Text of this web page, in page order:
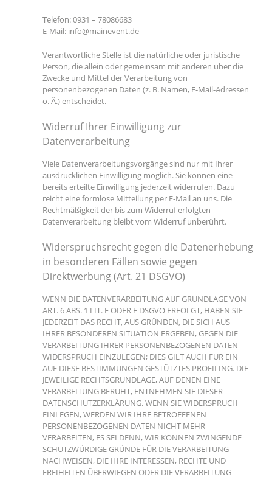
Telefon: 0931 – 78086683
E-Mail: info@mainevent.de
Verantwortliche Stelle ist die natürliche oder juristische
Person, die allein oder gemeinsam mit anderen über die
Zwecke und Mittel der Verarbeitung von
personenbezogenen Daten (z. B. Namen, E-Mail-Adressen
o. Ä.) entscheidet.
Widerruf Ihrer Einwilligung zur
Datenverarbeitung
Viele Datenverarbeitungsvorgänge sind nur mit Ihrer
ausdrücklichen Einwilligung möglich. Sie können eine
bereits erteilte Einwilligung jederzeit widerrufen. Dazu
reicht eine formlose Mitteilung per E-Mail an uns. Die
Rechtmäßigkeit der bis zum Widerruf erfolgten
Datenverarbeitung bleibt vom Widerruf unberührt.
Widerspruchsrecht gegen die Datenerhebung
in besonderen Fällen sowie gegen
Direktwerbung (Art. 21 DSGVO)
WENN DIE DATENVERARBEITUNG AUF GRUNDLAGE VON
ART. 6 ABS. 1 LIT. E ODER F DSGVO ERFOLGT, HABEN SIE
JEDERZEIT DAS RECHT, AUS GRÜNDEN, DIE SICH AUS
IHRER BESONDEREN SITUATION ERGEBEN, GEGEN DIE
VERARBEITUNG IHRER PERSONENBEZOGENEN DATEN
WIDERSPRUCH EINZULEGEN; DIES GILT AUCH FÜR EIN
AUF DIESE BESTIMMUNGEN GESTÜTZTES PROFILING. DIE
JEWEILIGE RECHTSGRUNDLAGE, AUF DENEN EINE
VERARBEITUNG BERUHT, ENTNEHMEN SIE DIESER
DATENSCHUTZERKLÄRUNG. WENN SIE WIDERSPRUCH
EINLEGEN, WERDEN WIR IHRE BETROFFENEN
PERSONENBEZOGENEN DATEN NICHT MEHR
VERARBEITEN, ES SEI DENN, WIR KÖNNEN ZWINGENDE
SCHUTZWÜRDIGE GRÜNDE FÜR DIE VERARBEITUNG
NACHWEISEN, DIE IHRE INTERESSEN, RECHTE UND
FREIHEITEN ÜBERWIEGEN ODER DIE VERARBEITUNG